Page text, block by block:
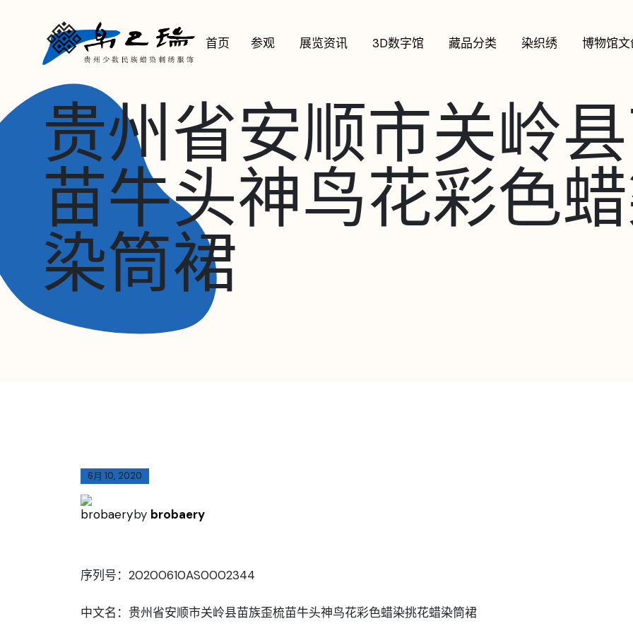
首页 参观 展览资讯 3D数字馆 藏品分类 染织绣 博物馆文
贵州省安顺市关岭
苗牛头神鸟花彩色
染筒裙
6月 10, 2020
by brobaery
序列号：20200610AS0002344
中文名：贵州省安顺市关岭县苗族歪梳苗牛头神鸟花彩色蜡染挑花蜡染筒裙